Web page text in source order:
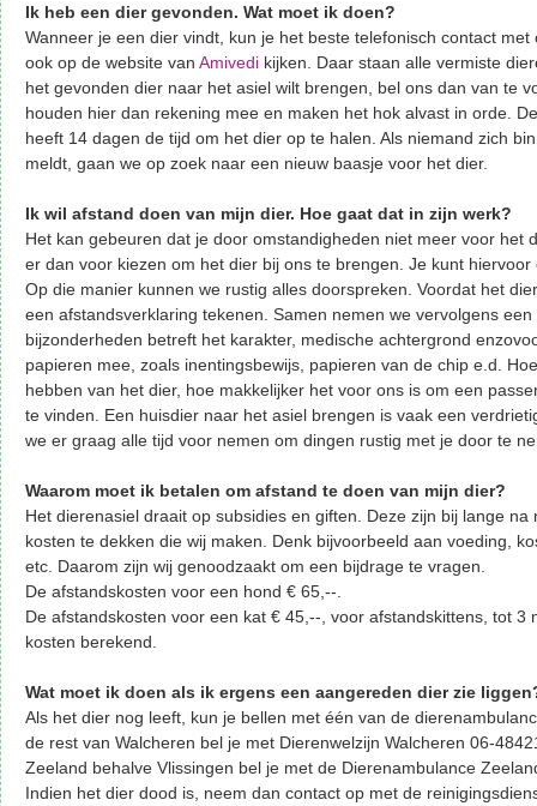
Ik heb een dier gevonden. Wat moet ik doen?
Wanneer je een dier vindt, kun je het beste telefonisch contact
ook op de website van Amivedi kijken. Daar staan alle vermiste
het gevonden dier naar het asiel wilt brengen, bel ons dan van te
houden hier dan rekening mee en maken het hok alvast in orde.
heeft 14 dagen de tijd om het dier op te halen. Als niemand zich
meldt, gaan we op zoek naar een nieuw baasje voor het dier.
Ik wil afstand doen van mijn dier. Hoe gaat dat in zijn werk?
Het kan gebeuren dat je door omstandigheden niet meer voor het
er dan voor kiezen om het dier bij ons te brengen. Je kunt
Op die manier kunnen we rustig alles doorspreken. Voordat het
een afstandsverklaring tekenen. Samen nemen we vervolgens
bijzonderheden betreft het karakter, medische achtergrond
papieren mee, zoals inentingsbewijs, papieren van de chip e.d.
hebben van het dier, hoe makkelijker het voor ons is om een
te vinden. Een huisdier naar het asiel brengen is vaak een
we er graag alle tijd voor nemen om dingen rustig met je door te
Waarom moet ik betalen om afstand te doen van mijn dier?
Het dierenasiel draait op subsidies en giften. Deze zijn bij lange na
kosten te dekken die wij maken. Denk bijvoorbeeld aan voeding,
etc. Daarom zijn wij genoodzaakt om een bijdrage te vragen.
De afstandskosten voor een hond € 65,--.
De afstandskosten voor een kat € 45,--, voor afstandskittens, tot 3
kosten berekend.
Wat moet ik doen als ik ergens een aangereden dier zie
Als het dier nog leeft, kun je bellen met één van de
de rest van Walcheren bel je met Dierenwelzijn Walcheren 06-
Zeeland behalve Vlissingen bel je met de Dierenambulance
Indien het dier dood is, neem dan contact op met de